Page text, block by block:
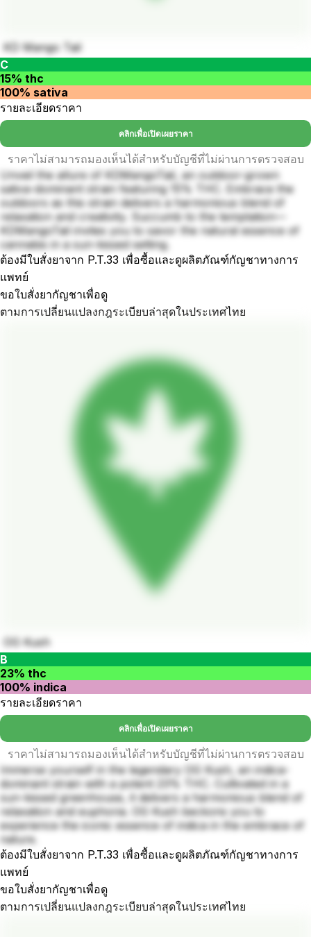
KD Mango Tail
C
15% thc
100% sativa
รายละเอียดราคา
คลิกเพื่อเปิดเผยราคา
ราคาไม่สามารถมองเห็นได้สำหรับบัญชีที่ไม่ผ่านการตรวจสอบ
Unveil the allure of KDMangoTail, an outdoor-grown
sativa-dominant strain featuring 15% THC. Embrace the
outdoors as this strain delivers a harmonious blend of
relaxation and creativity. Succumb to the temptation—
KDMangoTail invites you to savor the natural essence of
cannabis in a sun-kissed setting.
ต้องมีใบสั่งยาจาก P.T.33 เพื่อซื้อและดูผลิตภัณฑ์กัญชาทางการ
แพทย์
ขอใบสั่งยากัญชาเพื่อดู
ตามการเปลี่ยนแปลงกฎระเบียบล่าสุดในประเทศไทย
OG Kush
B
23% thc
100% indica
รายละเอียดราคา
คลิกเพื่อเปิดเผยราคา
ราคาไม่สามารถมองเห็นได้สำหรับบัญชีที่ไม่ผ่านการตรวจสอบ
Immerse yourself in the legendary OG Kush, an indica-
dominant strain with a potent 23% THC. Cultivated in a
sun-kissed greenhouse, it delivers a harmonious blend of
relaxation and euphoria. OG Kush beckons you to
experience the iconic essence of indica in the embrace of
nature.
ต้องมีใบสั่งยาจาก P.T.33 เพื่อซื้อและดูผลิตภัณฑ์กัญชาทางการ
แพทย์
ขอใบสั่งยากัญชาเพื่อดู
ตามการเปลี่ยนแปลงกฎระเบียบล่าสุดในประเทศไทย